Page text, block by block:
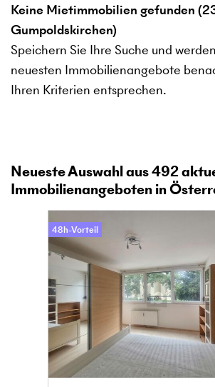
Keine Mietimmobilien gefunden
Gumpoldskirchen)
Speichern Sie Ihre Suche und
neuesten Immobilienangebote
Ihren Kriterien entsprechen.
Neueste Auswahl aus492
Immobilienangeboten in
48h-Vorteil